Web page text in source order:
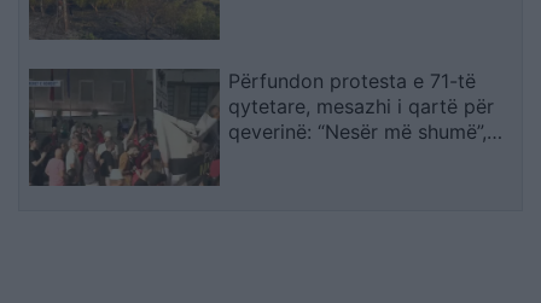
Përfundon protesta e 71-të
qytetare, mesazhi i qartë për
qeverinë: “Nesër më shumë”,